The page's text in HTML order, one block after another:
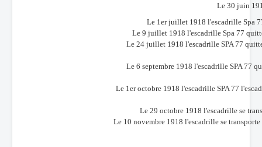
Le 30 juin
Le 1er juillet 1918 l'escadrille Spa
Le 9 juillet 1918 l'escadrille Spa 77
Le 24 juillet 1918 l'escadrille SPA 77
Le 6 septembre 1918 l'escadrille SPA 77
Le 1er octobre 1918 l'escadrille SPA 77
Le 29 octobre 1918 l'escadrille se
Le 10 novembre 1918 l'escadrille se